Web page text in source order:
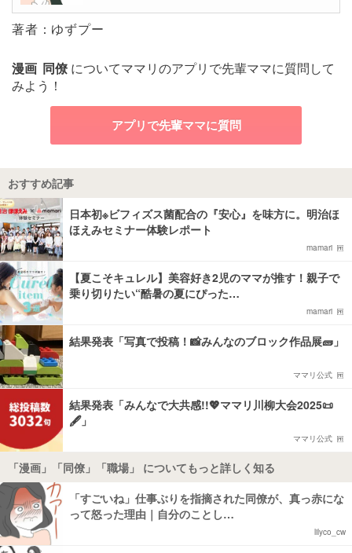
著者：ゆずプー
漫画 同僚 についてママリのアプリで先輩ママに質問して
みよう！
アプリで先輩ママに質問
おすすめ記事
日本初※ビフィズス菌配合の『安心』を味方に。明治ほ
ほえみセミナー体験レポート
mamari
【夏こそキュレル】美容好き2児のママが推す！親子で
乗り切りたい“酷暑の夏にぴった…
mamari
結果発表「写真で投稿！📸みんなのブロック作品展🧱」
ママリ公式
結果発表「みんなで大共感!!💖ママリ川柳大会2025📜
🖋️」
ママリ公式
「漫画」「同僚」「職場」 についてもっと詳しく知る
「すごいね」仕事ぶりを指摘された同僚が、真っ赤にな
って怒った理由｜自分のことし…
lilyco_cw